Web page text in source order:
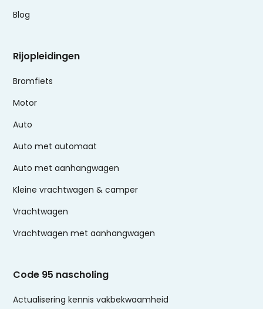
Blog
Rijopleidingen
Bromfiets
Motor
Auto
Auto met automaat
Auto met aanhangwagen
Kleine vrachtwagen & camper
Vrachtwagen
Vrachtwagen met aanhangwagen
Code 95 nascholing
Actualisering kennis vakbekwaamheid